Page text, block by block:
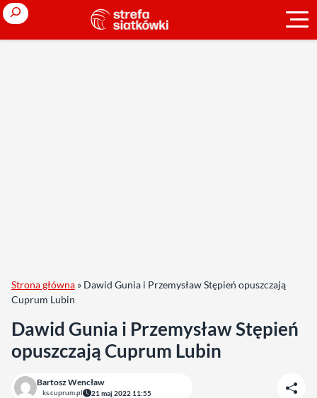
Search
Strona główna » Dawid Gunia i Przemysław Stępień opuszczają
Cuprum Lubin
Dawid Gunia i Przemysław Stępień
opuszczają Cuprum Lubin
Bartosz Wencław
ks.cuprum.pl 21 maj 2022 11:55